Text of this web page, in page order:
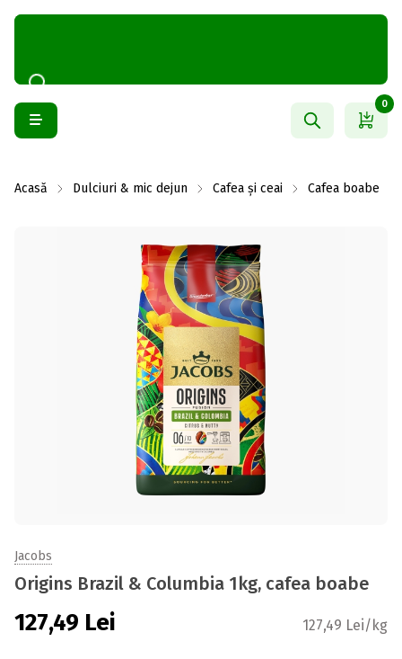
0
Acasă Dulciuri & mic dejun Cafea și ceai Cafea boabe
Jacobs
Origins Brazil & Columbia 1kg, cafea boabe
127,49 Lei 127,49 Lei/kg